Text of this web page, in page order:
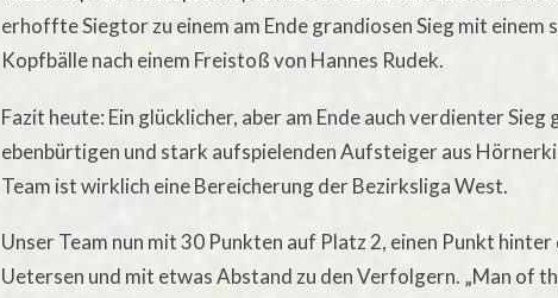
erhoffte Siegtor zu einem am Ende grandiosen Sieg mit einem
Kopfbälle nach einem Freistoß von Hannes Rudek.
Fazit heute: Ein glücklicher, aber am Ende auch verdienter Sieg
ebenbürtigen und stark aufspielenden Aufsteiger aus
Team ist wirklich eine Bereicherung der Bezirksliga West.
Unser Team nun mit 30 Punkten auf Platz 2, einen Punkt
Uetersen und mit etwas Abstand zu den Verfolgern. „Man of